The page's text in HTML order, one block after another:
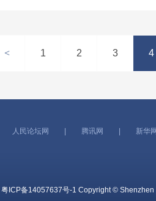
< 1 2 3 4
人民论坛网 腾讯网 新华
粤ICP备14057637号-1 Copyright © Shenzhen